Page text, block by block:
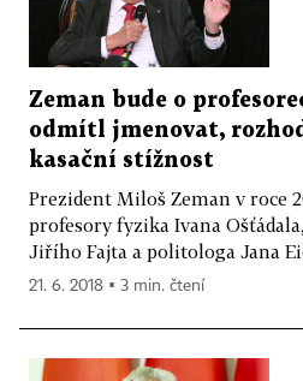
Zeman bude o
odmítl jmenovat,
kasační stížnost
Prezident Miloš Zeman v roce
profesory fyzika Ivana
Jiřího Fajta a politologa Jana
21. 6. 2018 ▪ 3 min. čtení